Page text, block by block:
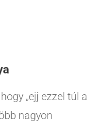
„ejj ezzel túl a
nagyon